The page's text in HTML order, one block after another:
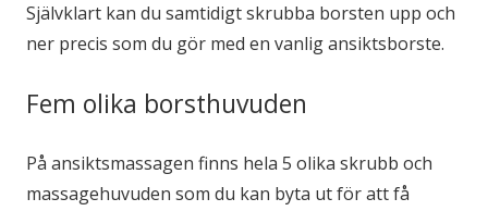
Självklart kan du samtidigt skrubba borsten upp och
ner precis som du gör med en vanlig ansiktsborste.
Fem olika borsthuvuden
På ansiktsmassagen finns hela 5 olika skrubb och
massagehuvuden som du kan byta ut för att få